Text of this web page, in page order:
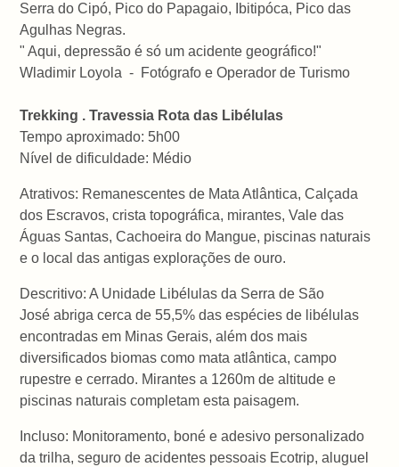
Serra do Cipó, Pico do Papagaio, Ibitipóca, Pico das
Agulhas Negras.
" Aqui, depressão é só um acidente geográfico!"
Wladimir Loyola - Fotógrafo e Operador de Turismo
Trekking . Travessia Rota das Libélulas
Tempo aproximado: 5h00
Nível de dificuldade: Médio
Atrativos: Remanescentes de Mata Atlântica, Calçada
dos Escravos, crista topográfica, mirantes, Vale das
Águas Santas, Cachoeira do Mangue, piscinas naturais
e o local das antigas explorações de ouro.
Descritivo: A Unidade Libélulas da Serra de São
José abriga cerca de 55,5% das espécies de libélulas
encontradas em Minas Gerais, além dos mais
diversificados biomas como mata atlântica, campo
rupestre e cerrado. Mirantes a 1260m de altitude e
piscinas naturais completam esta paisagem.
Incluso: Monitoramento, boné e adesivo personalizado
da trilha, seguro de acidentes pessoais Ecotrip, aluguel